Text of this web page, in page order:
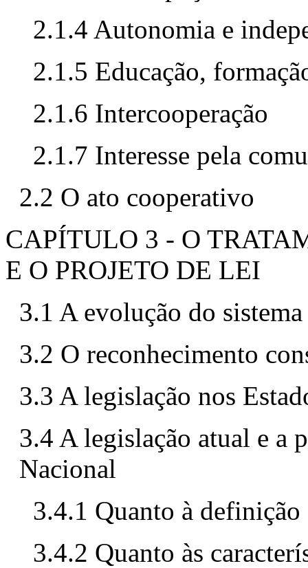
2.1.4 Autonomia e
2.1.5 Educação,
2.1.6 Intercooperação
2.1.7 Interesse pela
2.2 O ato cooperativo
CAPÍTULO 3 - O
E O PROJETO DE LEI
3.1 A evolução do
3.2 O reconhecimento
3.3 A legislação nos
3.4 A legislação atual e a
Nacional
3.4.1 Quanto à
3.4.2 Quanto às